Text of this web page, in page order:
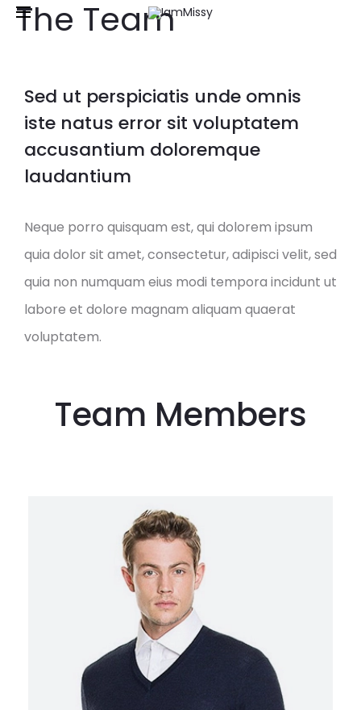
Free shipping and returns on all orders above
The Team
Sed ut perspiciatis unde omnis
iste natus error sit voluptatem
accusantium doloremque
laudantium
Neque porro quisquam est, qui dolorem ipsum
quia dolor sit amet, consectetur, adipisci velit, sed
quia non numquam eius modi tempora incidunt ut
labore et dolore magnam aliquam quaerat
voluptatem.
Team Members